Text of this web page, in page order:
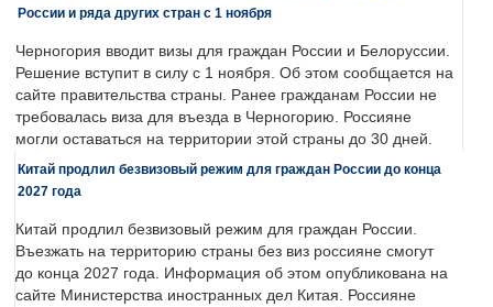
России и ряда других стран с 1 ноября
Черногория вводит визы для граждан России и Белоруссии.
Решение вступит в силу с 1 ноября. Об этом сообщается на
сайте правительства страны. Ранее гражданам России не
требовалась виза для въезда в Черногорию. Россияне
могли оставаться на территории этой страны до 30 дней.
Китай продлил безвизовый режим для граждан России до конца
2027 года
Китай продлил безвизовый режим для граждан России.
Въезжать на территорию страны без виз россияне смогут
до конца 2027 года. Информация об этом опубликована на
сайте Министерства иностранных дел Китая. Россияне